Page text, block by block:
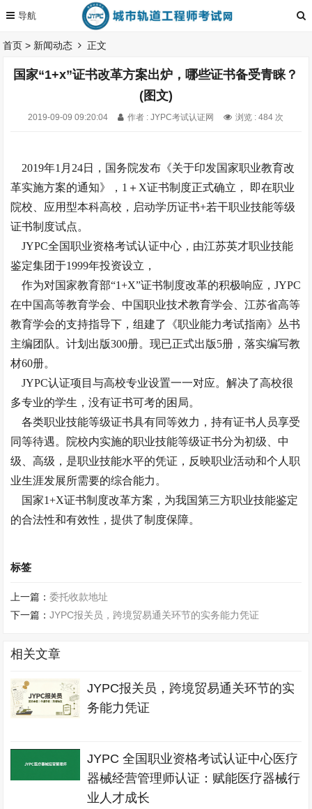
首页 > 新闻动态 正文
国家“1+x”证书改革方案出炉，哪些证书备受青睐？
(图文)
2019-09-09 09:20:04 作者 : JYPC考试认证网 浏览 : 484 次
2019年1月24日，国务院发布《关于印发国家职业教育改
革实施方案的通知》，1＋X证书制度正式确立， 即在职业
院校、应用型本科高校，启动学历证书+若干职业技能等级
证书制度试点。
JYPC全国职业资格考试认证中心，由江苏英才职业技能
鉴定集团于1999年投资设立，
作为对国家教育部“1+X”证书制度改革的积极响应，JYPC
在中国高等教育学会、中国职业技术教育学会、江苏省高等
教育学会的支持指导下，组建了《职业能力考试指南》丛书
主编团队。计划出版300册。现已正式出版5册，落实编写教
材60册。
JYPC认证项目与高校专业设置一一对应。解决了高校很
多专业的学生，没有证书可考的困局。
各类职业技能等级证书具有同等效力，持有证书人员享受
同等待遇。院校内实施的职业技能等级证书分为初级、中
级、高级，是职业技能水平的凭证，反映职业活动和个人职
业生涯发展所需要的综合能力。
国家1+X证书制度改革方案，为我国第三方职业技能鉴定
的合法性和有效性，提供了制度保障。
标签
上一篇：委托收款地址
下一篇：JYPC报关员，跨境贸易通关环节的实务能力凭证
相关文章
JYPC报关员，跨境贸易通关环节的实
务能力凭证
JYPC 全国职业资格考试认证中心医疗
器械经营管理师认证：赋能医疗器械行
业人才成长